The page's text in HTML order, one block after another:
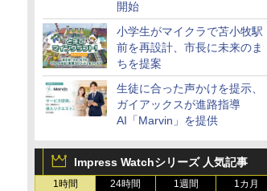
開始
小学生がマイクラで苫小牧駅
前を再設計、市長に未来のま
ちを提案
生徒に合った声かけを提示、
ガイアックスが進路指導
AI「Marvin」を提供
Impress Watchシリーズ 人気記事
1時間 24時間 1週間 1カ月